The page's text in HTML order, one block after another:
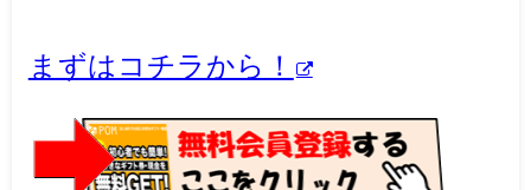
まずはコチラから！